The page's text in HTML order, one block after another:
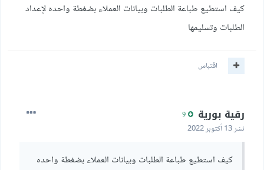
كيف استطيع طباعة الطلبات وبيانات العملاء بضغطة واحده لإعداد
الطلبات وتسليمها
اقتباس
رقية بورية
نشر13 أكتوبر 2022
كيف استطيع طباعة الطلبات وبيانات العملاء بضغطة واحده